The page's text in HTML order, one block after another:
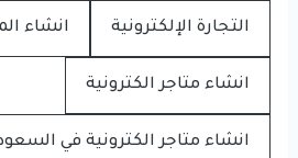
التجارة الإلكترونية انشاء
انشاء متاجر الكترونية
انشاء متاجر الكترونية في